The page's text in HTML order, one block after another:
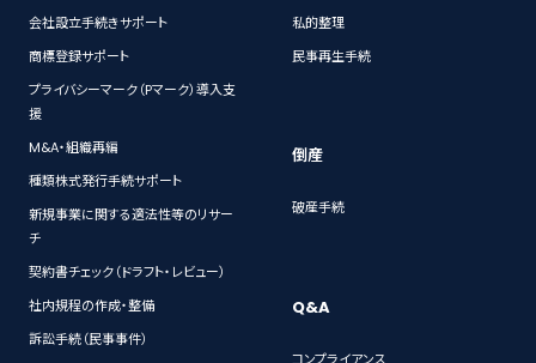
会社設立手続きサポート
商標登録サポート
プライバシーマーク（Pマーク）導入支
援
M&A・組織再編
種類株式発行手続サポート
新規事業に関する適法性等のリサー
チ
契約書チェック（ドラフト・レビュー）
社内規程の作成・整備
訴訟手続（民事事件）
私的整理
民事再生手続
倒産
破産手続
Q&A
コンプライアンス